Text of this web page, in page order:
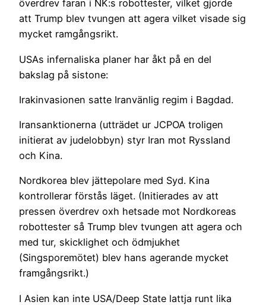
överdrev faran i NK:s robottester, vilket gjorde
att Trump blev tvungen att agera vilket visade sig
mycket ramgångsrikt.
USAs infernaliska planer har åkt på en del
bakslag på sistone:
Irakinvasionen satte Iranvänlig regim i Bagdad.
Iransanktionerna (utträdet ur JCPOA troligen
initierat av judelobbyn) styr Iran mot Ryssland
och Kina.
Nordkorea blev jättepolare med Syd. Kina
kontrollerar förstås läget. (Initierades av att
pressen överdrev oxh hetsade mot Nordkoreas
robottester så Trump blev tvungen att agera och
med tur, skicklighet och ödmjukhet
(Singsporemötet) blev hans agerande mycket
framgångsrikt.)
I Asien kan inte USA/Deep State lattja runt lika